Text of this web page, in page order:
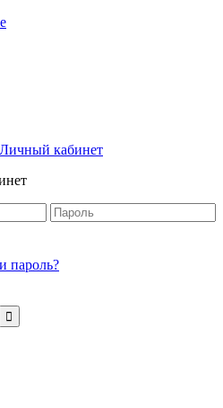
Личный кабинет
пароль?